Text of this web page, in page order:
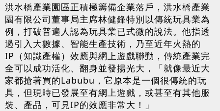
洪水橋產業園區正積極籌備企業落戶，洪水橋產業
園有限公司董事局主席林健鋒特別以傳統玩具業為
例，打破普遍人認為玩具業已式微的說法。他指透
過引入大數據、智能生產技術，乃至近年火熱的
IP（知識產權）效應與網上遊戲聯動，傳統產業完
全可以成功活化、翻身並發揚光大，「就像最近大
家都搶著買的Labubu，它原本是一個很傳統的玩
具，但現時已發展至有網上遊戲，或甚至有其他服
裝、產品，可見IP的效應非常大！」